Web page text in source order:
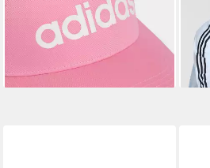
ab 13,50 € UVP 15,00 €
-10%
lieferbar - in 1-2 Werktagen bei dir
-11%